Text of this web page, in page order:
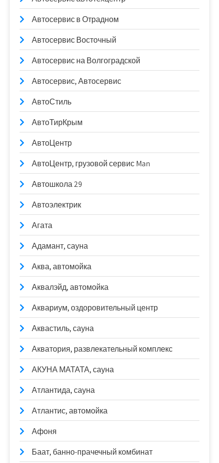
Автосервис в Отрадном
Автосервис Восточный
Автосервис на Волгоградской
Автосервис, Автосервис
АвтоСтиль
АвтоТирКрым
АвтоЦентр
АвтоЦентр, грузовой сервис Man
Автошкола 29
Автоэлектрик
Агата
Адамант, сауна
Аква, автомойка
Аквалэйд, автомойка
Аквариум, оздоровительный центр
Аквастиль, сауна
Акватория, развлекательный комплекс
АКУНА МАТАТА, сауна
Атлантида, сауна
Атлантис, автомойка
Афоня
Баат, банно-прачечный комбинат